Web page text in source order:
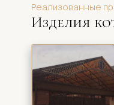
Изделия
Реализованные